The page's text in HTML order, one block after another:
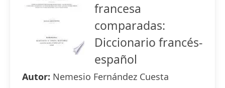
francesa
comparadas:
Diccionario francés-
español
Autor: Nemesio Fernández Cuesta